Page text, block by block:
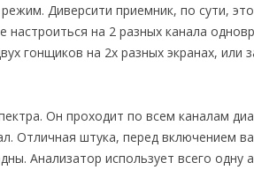
Диверсити приемник, по сути,
настроиться на 2 разных канала
гонщиков на 2х разных экранах, или
Он проходит по всем каналам
Отличная штука, перед включением
Анализатор использует всего